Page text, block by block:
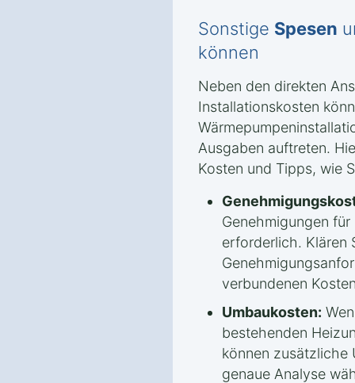
Sonstige Spesen
können
Neben den direkten
Installationskosten
Ausgaben auftreten.
Kosten und Tipps, wie
Genehmigungen
erforderlich. Klären
verbundenen
Umbaukosten:
bestehenden
können zusätzliche
genaue Analyse